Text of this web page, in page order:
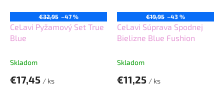
€32,95 –47 %
CeLavi Pyžamový Set True
Blue
Skladom
€17,45 / ks
€19,95 –43 %
CeLavi Súprava Spodnej
Bielizne Blue Fushion
Skladom
€11,25 / ks